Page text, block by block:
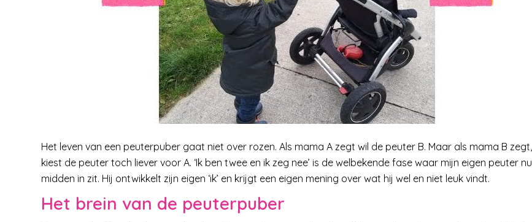
Het leven van een peuterpuber gaat niet over rozen. Als mama A zegt wil de peuter B. Maar als mama B zegt,
kiest de peuter toch liever voor A. ‘Ik ben twee en ik zeg nee’ is de welbekende fase waar mijn eigen peuter nu
midden in zit. Hij ontwikkelt zijn eigen ‘ik’ en krijgt een eigen mening over wat hij wel en niet leuk vindt.
Het brein van de peuterpuber